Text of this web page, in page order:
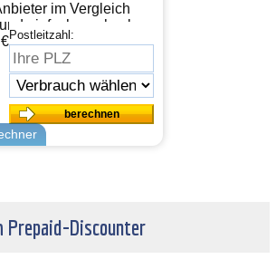
im Vergleich
einfach wechseln
sparen
Postleitzahl:
Prepaid-Discounter